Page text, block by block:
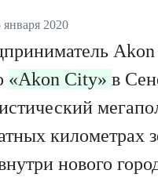
января 2020
«Akon City» в
километрах
нового